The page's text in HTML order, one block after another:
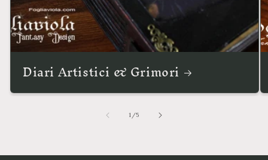
Diari Artistici & Grimori
1 /su5